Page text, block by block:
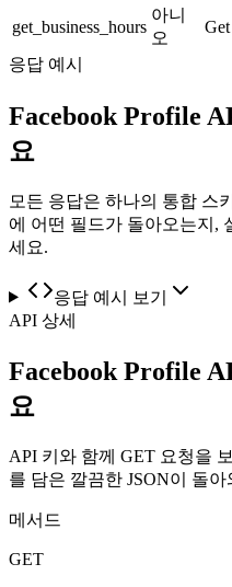
get_business_hours
아니
오
응답 예시
Facebook Profile
요
모든 응답은 하나의 통합 스
에 어떤 필드가 돌아오는지,
세요.
응답 예시 보기
API 상세
Facebook Profile
요
API 키와 함께 GET 요청을
를 담은 깔끔한 JSON이 돌아
메서드
GET